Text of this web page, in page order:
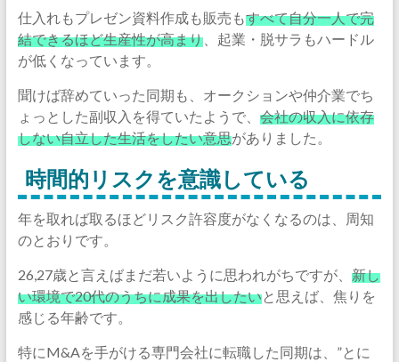
仕入れもプレゼン資料作成も販売もすべて自分一人で完
結できるほど生産性が高まり、起業・脱サラもハードル
が低くなっています。
聞けば辞めていった同期も、オークションや仲介業でち
ょっとした副収入を得ていたようで、 会社の収入に依存
しない自立した生活をしたい意思がありました。
時間的リスクを意識している
年を取れば取るほどリスク許容度がなくなるのは、周知
のとおりです。
26,27歳と言えばまだ若いように思われがちですが、 新し
い環境で20代のうちに成果を出したいと思えば、焦りを
感じる年齢です。
特にM&Aを手がける専門会社に転職した同期は、”とに